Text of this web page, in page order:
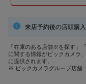
来店予約後の店頭購
「在庫のある店舗※を探す」
に関する情報がビックカメラ
に提供されます。
※ ビックカメラグループ店舗